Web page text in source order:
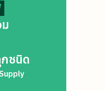
ชนิด